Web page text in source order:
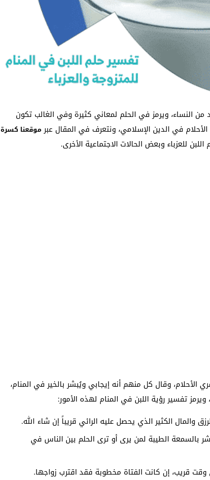
من النساء، ويرمز في الحلم لمعاني كثيرة وفي الغالب تكون
في الدين الإسلامي، ونتعرف في المقال عبرموقعنا كسرة
للعزباء وبعض الحالات الاجتماعية الأخرى.
وقال كل منهم أنه إيجابي ويُبشر بالخير في المنام،
تفسير رؤية اللبن في المنام لهذه الأمور:
والمال الكثير الذي يحصل عليه الرائي قريباً إن شاء الله.
بالسمعة الطيبة لمن يرى أو ترى الحلم بين الناس في
قريب، إن كانت الفتاة مخطوبة فقد اقترب زواجها.